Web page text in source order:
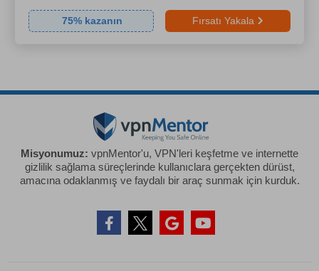
75% kazanın Fırsatı Yakala
Misyonumuz: vpnMentor'u, VPN'leri keşfetme ve internette
gizlilik sağlama süreçlerinde kullanıclara gerçekten dürüst,
amacına odaklanmış ve faydalı bir araç sunmak için kurduk.